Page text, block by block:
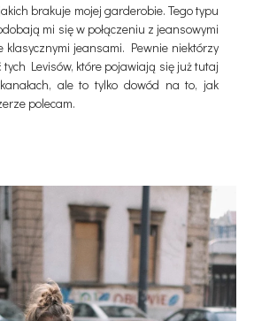
brakuje mojej garderobie. Tego typu
mi się w połączeniu z jeansowymi
klasycznymi jeansami. Pewnie niektórzy
Levisów, które pojawiają się już tutaj
ale to tylko dowód na to, jak
polecam.